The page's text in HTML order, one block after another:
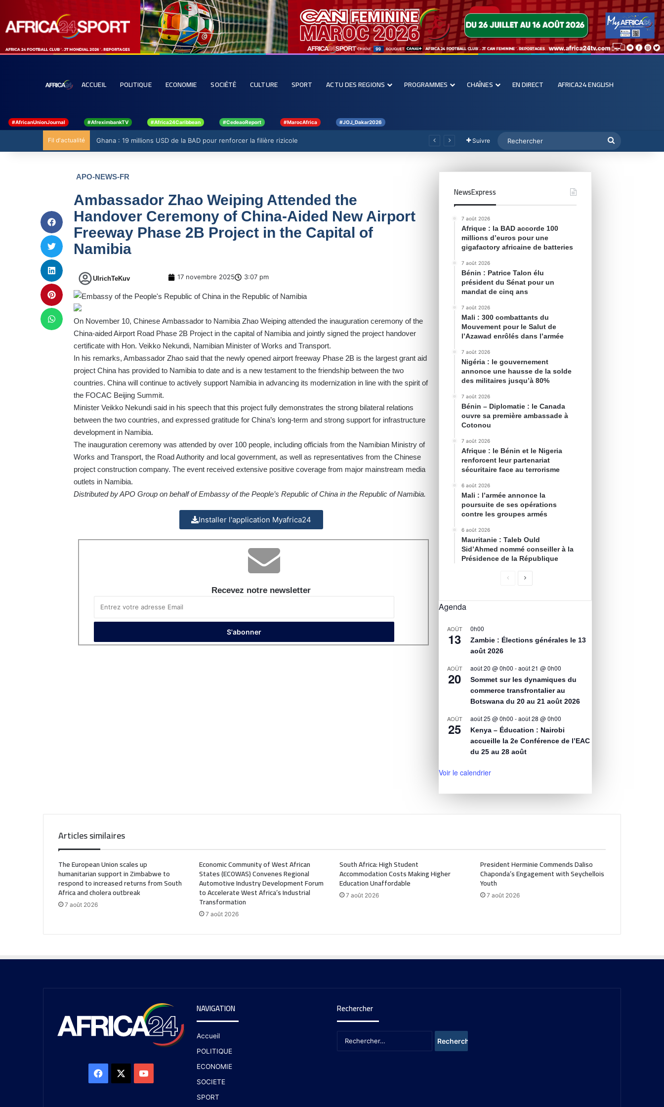
ACCUEIL POLITIQUE ECONOMIE SOCIÉTÉ CULTURE SPORT ACTU DES REGIONS PROGRAMMES CHAÎNES EN DIRECT AFRICA24 ENGLISH
#AfricanUnionJournal #AfreximbankTV #Africa24Caribbean #CedeaoReport #MarocAfrica #JOJ_Dakar2026
Fil d'actualité Ghana : 19 millions USD de la BAD pour renforcer la filière rizicole Suivre
APO-NEWS-FR
Ambassador Zhao Weiping Attended the
Handover Ceremony of China-Aided New Airport
Freeway Phase 2B Project in the Capital of
Namibia
UlrichTeKuv 17 novembre 2025 3:07 pm
On November 10, Chinese Ambassador to Namibia Zhao Weiping attended the inauguration ceremony of the
China-aided Airport Road Phase 2B Project in the capital of Namibia and jointly signed the project handover
certificate with Hon. Veikko Nekundi, Namibian Minister of Works and Transport.
In his remarks, Ambassador Zhao said that the newly opened airport freeway Phase 2B is the largest grant aid
project China has provided to Namibia to date and is a new testament to the friendship between the two
countries. China will continue to actively support Namibia in advancing its modernization in line with the spirit of
the FOCAC Beijing Summit.
Minister Veikko Nekundi said in his speech that this project fully demonstrates the strong bilateral relations
between the two countries, and expressed gratitude for China’s long-term and strong support for infrastructure
development in Namibia.
The inauguration ceremony was attended by over 100 people, including officials from the Namibian Ministry of
Works and Transport, the Road Authority and local government, as well as representatives from the Chinese
project construction company. The event received extensive positive coverage from major mainstream media
outlets in Namibia.
Distributed by APO Group on behalf of Embassy of the People’s Republic of China in the Republic of Namibia.
Installer l'application Myafrica24
Recevez notre newsletter
NewsExpress
7 août 2026
Afrique : la BAD accorde 100
millions d’euros pour une
gigafactory africaine de batteries
7 août 2026
Bénin : Patrice Talon élu
président du Sénat pour un
mandat de cinq ans
7 août 2026
Mali : 300 combattants du
Mouvement pour le Salut de
l’Azawad enrôlés dans l’armée
7 août 2026
Nigéria : le gouvernement
annonce une hausse de la solde
des militaires jusqu’à 80%
7 août 2026
Bénin – Diplomatie : le Canada
ouvre sa première ambassade à
Cotonou
7 août 2026
Afrique : le Bénin et le Nigeria
renforcent leur partenariat
sécuritaire face au terrorisme
6 août 2026
Mali : l’armée annonce la
poursuite de ses opérations
contre les groupes armés
6 août 2026
Mauritanie : Taleb Ould
Sid’Ahmed nommé conseiller à la
Présidence de la République
Agenda
AOÛT
13
0h00
Zambie : Élections générales le 13
août 2026
AOÛT
20
août 20 @ 0h00 -août 21 @ 0h00
Sommet sur les dynamiques du
commerce transfrontalier au
Botswana du 20 au 21 août 2026
AOÛT
25
août 25 @ 0h00 -août 28 @ 0h00
Kenya – Éducation : Nairobi
accueille la 2e Conférence de l’EAC
du 25 au 28 août
Voir le calendrier
Articles similaires
The European Union scales up
humanitarian support in Zimbabwe to
respond to increased returns from South
Africa and cholera outbreak
7 août 2026
Economic Community of West African
States (ECOWAS) Convenes Regional
Automotive Industry Development Forum
to Accelerate West Africa’s Industrial
Transformation
7 août 2026
South Africa: High Student
Accommodation Costs Making Higher
Education Unaffordable
7 août 2026
President Herminie Commends Daliso
Chaponda’s Engagement with Seychellois
Youth
7 août 2026
NAVIGATION
Accueil
POLITIQUE
ECONOMIE
SOCIETE
SPORT
Rechercher